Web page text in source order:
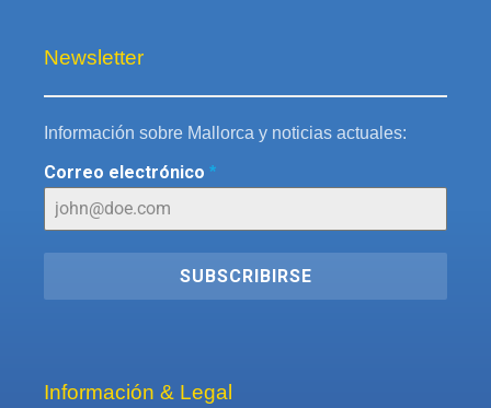
Newsletter
Información sobre Mallorca y noticias actuales:
Correo electrónico *
SUBSCRIBIRSE
Información & Legal